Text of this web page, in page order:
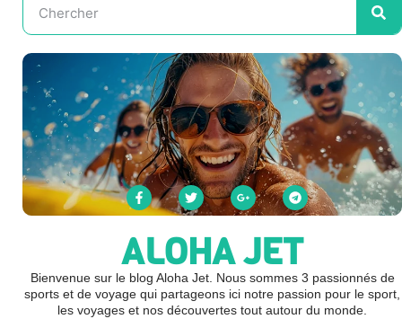
ALOHA JET
Bienvenue sur le blog Aloha Jet. Nous sommes 3 passionnés de
sports et de voyage qui partageons ici notre passion pour le sport,
les voyages et nos découvertes tout autour du monde.